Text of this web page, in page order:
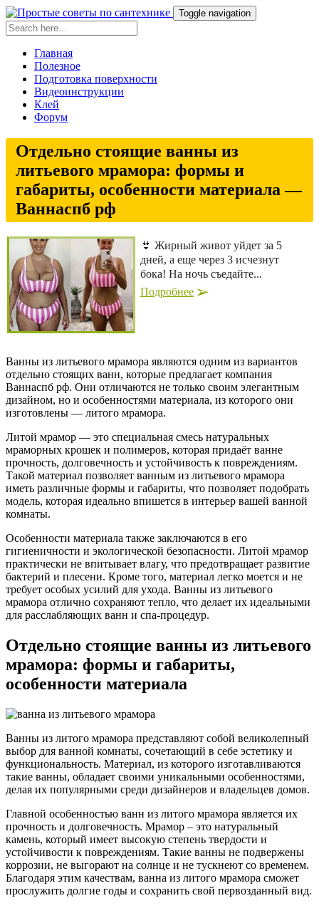
Toggle navigation
Главная
Полезное
Подготовка поверхности
Видеоинструкции
Клей
Форум
Отдельно стоящие ванны из
литьевого мрамора: формы и
габариты, особенности материала —
Ваннаспб рф
👙 Жирный живот уйдет за 5
дней, а еще через 3 исчезнут
бока! На ночь съедайте...
Подробнее
Ванны из литьевого мрамора являются одним из вариантов
отдельно стоящих ванн, которые предлагает компания
Ваннаспб рф. Они отличаются не только своим элегантным
дизайном, но и особенностями материала, из которого они
изготовлены — литого мрамора.
Литой мрамор — это специальная смесь натуральных
мраморных крошек и полимеров, которая придаёт ванне
прочность, долговечность и устойчивость к повреждениям.
Такой материал позволяет ванным из литьевого мрамора
иметь различные формы и габариты, что позволяет подобрать
модель, которая идеально впишется в интерьер вашей ванной
комнаты.
Особенности материала также заключаются в его
гигиеничности и экологической безопасности. Литой мрамор
практически не впитывает влагу, что предотвращает развитие
бактерий и плесени. Кроме того, материал легко моется и не
требует особых усилий для ухода. Ванны из литьевого
мрамора отлично сохраняют тепло, что делает их идеальными
для расслабляющих ванн и спа-процедур.
Отдельно стоящие ванны из литьевого
мрамора: формы и габариты,
особенности материала
Ванны из литого мрамора представляют собой великолепный
выбор для ванной комнаты, сочетающий в себе эстетику и
функциональность. Материал, из которого изготавливаются
такие ванны, обладает своими уникальными особенностями,
делая их популярными среди дизайнеров и владельцев домов.
Главной особенностью ванн из литого мрамора является их
прочность и долговечность. Мрамор – это натуральный
камень, который имеет высокую степень твердости и
устойчивости к повреждениям. Такие ванны не подвержены
коррозии, не выгорают на солнце и не тускнеют со временем.
Благодаря этим качествам, ванна из литого мрамора сможет
прослужить долгие годы и сохранить свой первозданный вид.